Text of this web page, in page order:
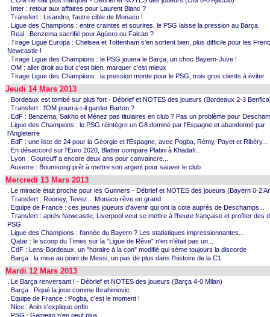
. Inter : retour aux affaires pour Laurent Blanc ?
. Transfert : Lisandro, l'autre cible de Monaco !
. Ligue des Champions : entre craintes et sourires, le PSG laisse la pression au Barça
. Real : Benzema sacrifié pour Agüero ou Falcao ?
. Tirage Ligue Europa : Chelsea et Tottenham s'en sortent bien, plus difficile pour les
Newcastle !
. Tirage Ligue des Champions : le PSG jouera le Barça, un choc Bayern-Juve !
. OM : aller droit au but c'est bien, marquer c'est mieux
. Tirage Ligue des Champions : la pression monte pour le PSG, trois gros clients à éviter
Jeudi 14 Mars 2013
. Bordeaux est tombé sur plus fort - Débrief et NOTES des joueurs (Bordeaux 2-3
. Transfert : l'OM pourra-t-il garder Barton ?
. EdF : Benzema, Sakho et Ménez pas titulaires en club ? Pas un problème pour
. Ligue des Champions : le PSG réintègre un G8 dominé par l'Espagne et abandonné par
l'Angleterre
. EdF : une liste de 24 pour la Géorgie et l'Espagne, avec Pogba, Rémy, Payet et Ribéry...
. En désaccord sur l'Euro 2020, Blatter compare Platini à Khadafi...
. Lyon : Gourcuff a encore deux ans pour convaincre...
. Auxerre : Boumsong prêt à mettre son argent pour sauver le club
Mercredi 13 Mars 2013
. Le miracle était proche pour les Gunners - Débrief et NOTES des joueurs (Bayern 0-2
. Transfert : Rooney, Tevez... Monaco rêve en grand
. Equipe de France : ces jeunes joueurs d'avenir qui ont la cote auprès de Deschamps...
. Transfert : après Newcastle, Liverpool veut se mettre à l'heure française et profiter des
PSG
. Ligue des Champions : l'année du Bayern ? Les statistiques impressionnantes...
. Qatar : le scoop du Times sur la "Ligue de Rêve" n'en n'était pas un...
. CdF : Lens-Bordeaux, un "horaire à la con" modifié qui sème toujours la discorde
. Barça : la mise au point de Messi, un pas de plus dans l'histoire de la C1
Mardi 12 Mars 2013
. Le Barça renversant ! - Débrief et NOTES des joueurs (Barça 4-0 Milan)
. Barça : Piqué la joue comme Ibrahimovic
. Equipe de France : Pogba, c'est le moment !
. Nice : Anin s'explique enfin
. PSG : Gameiro n'en peut plus